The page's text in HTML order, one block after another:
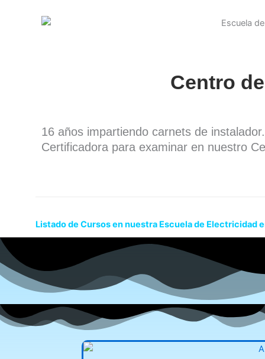
Centro
16 años impartiendo carnets de
Certificadora para examinar en nuestro
Listado de Cursos en nuestra Escuela de Electricidad